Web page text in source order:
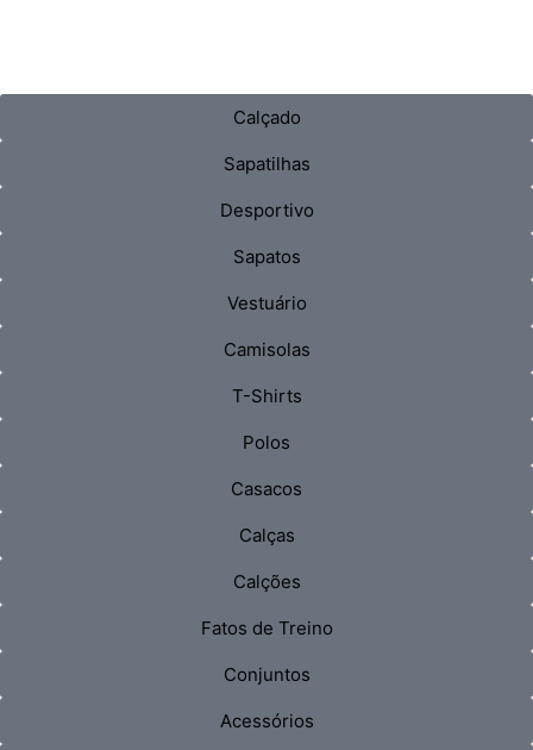
Calçado
Sapatilhas
Desportivo
Sapatos
Vestuário
Camisolas
T-Shirts
Polos
Casacos
Calças
Calções
Fatos de Treino
Conjuntos
Acessórios